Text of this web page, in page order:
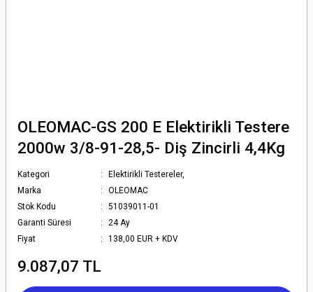
OLEOMAC-GS 200 E Elektirikli Testere
2000w 3/8-91-28,5- Diş Zincirli 4,4Kg
Kategori
Elektirikli Testereler,
Marka
OLEOMAC
Stok Kodu
51039011-01
Garanti Süresi
24 Ay
Fiyat
138,00 EUR + KDV
9.087,07 TL